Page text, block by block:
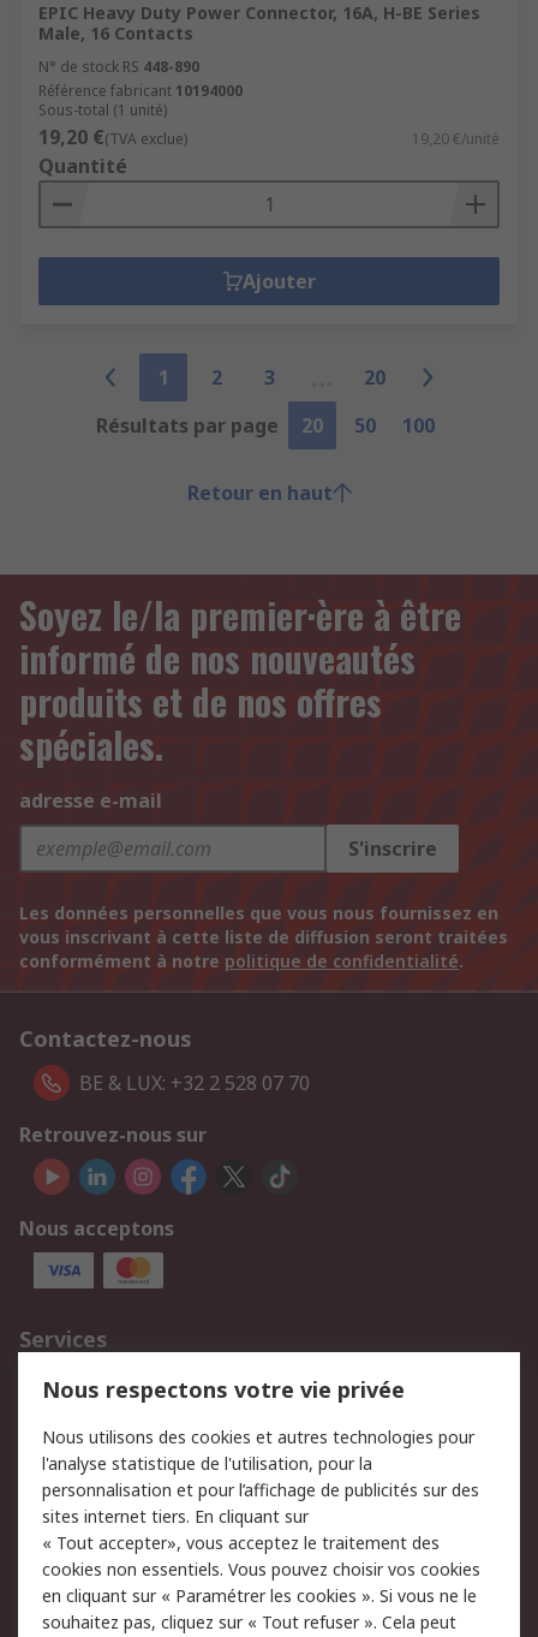
EPIC Heavy Duty Power Connector, 16A, H-BE Series
Male, 16 Contacts
N° de stock RS 448-890
Référence fabricant 10194000
Sous-total (1 unité)
19,20 €(TVA exclue) 19,20 €/unité
Quantité
Ajouter
1 2 3
20
Résultats par page
20 50 100
Retour en haut
Soyez le/la premier·ère à être
informé de nos nouveautés
produits et de nos offres
spéciales.
adresse e-mail
S'inscrire
Les données personnelles que vous nous fournissez en
vous inscrivant à cette liste de diffusion seront traitées
conformément à notre politique de confidentialité.
Contactez-nous
BE & LUX: +32 2 528 07 70
Retrouvez-nous sur
Nous acceptons
Services
750.000 produits
2.500 marques
Retours
Support technique
Track & trace
Legal
Politique de cookies
Sécurité des e-mails
Politique de protection
Conditions générales
Nous respectons votre vie privée
Nous utilisons des cookies et autres technologies pour
l'analyse statistique de l'utilisation, pour la
personnalisation et pour l’affichage de publicités sur des
sites internet tiers. En cliquant sur
« Tout accepter», vous acceptez le traitement des
cookies non essentiels. Vous pouvez choisir vos cookies
en cliquant sur « Paramétrer les cookies ». Si vous ne le
souhaitez pas, cliquez sur « Tout refuser ». Cela peut